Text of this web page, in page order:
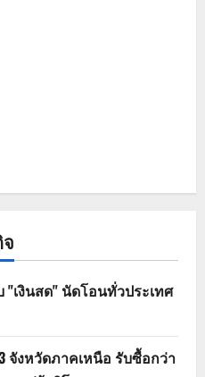
"เงินสด" นัดโอนทั่วประเทศ
จังหวัดภาคเหนือ รับซื้อกว่า